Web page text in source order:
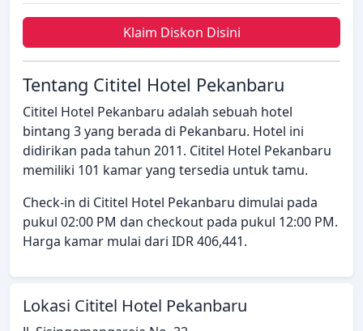
Klaim Diskon Disini
Tentang Cititel Hotel Pekanbaru
Cititel Hotel Pekanbaru adalah sebuah hotel
bintang 3 yang berada di Pekanbaru. Hotel ini
didirikan pada tahun 2011. Cititel Hotel Pekanbaru
memiliki 101 kamar yang tersedia untuk tamu.
Check-in di Cititel Hotel Pekanbaru dimulai pada
pukul 02:00 PM dan checkout pada pukul 12:00 PM.
Harga kamar mulai dari IDR 406,441.
Lokasi Cititel Hotel Pekanbaru